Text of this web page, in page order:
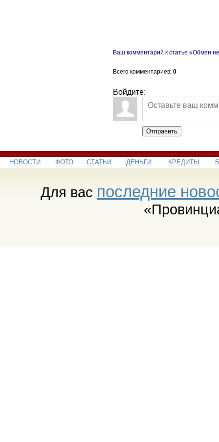
Ваш комментарий к статье «Обмен
Всего комментариев: 0
Войдите:
Отправить
НОВОСТИ ФОТО СТАТЬИ ДЕНЬГИ КРЕДИТЫ
Для вас последние